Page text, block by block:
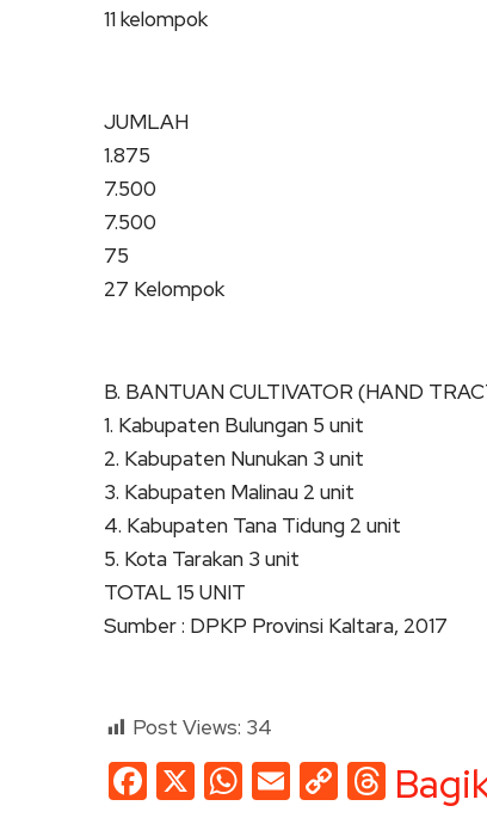
11 kelompok
JUMLAH
1.875
7.500
7.500
75
27 Kelompok
B. BANTUAN CULTIVATOR (HAND
1. Kabupaten Bulungan 5 unit
2. Kabupaten Nunukan 3 unit
3. Kabupaten Malinau 2 unit
4. Kabupaten Tana Tidung 2 unit
5. Kota Tarakan 3 unit
TOTAL 15 UNIT
Sumber : DPKP Provinsi Kaltara, 2017
Post Views: 34
Facebook
X WhatsApp
EmailCopy